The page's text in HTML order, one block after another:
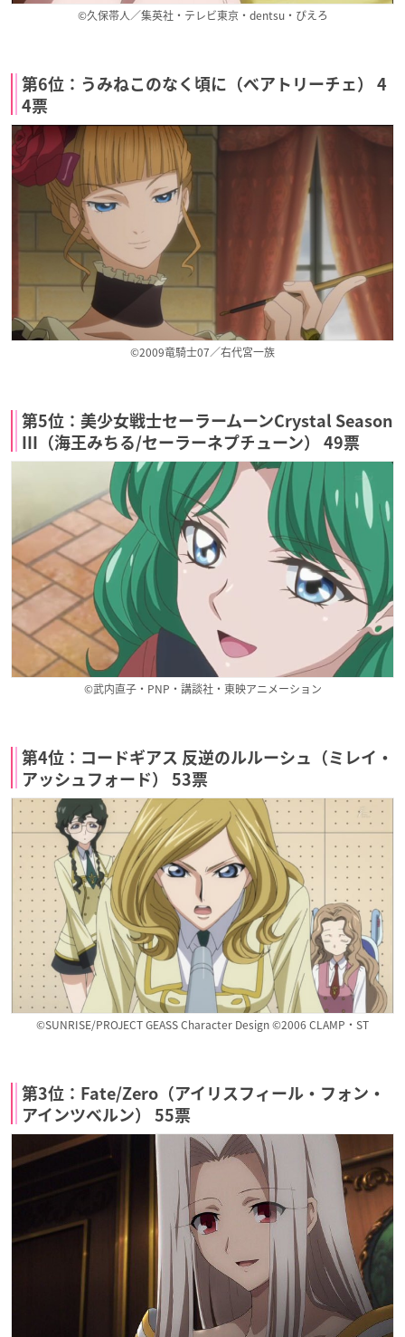
©久保帯人／集英社・テレビ東京・dentsu・ぴえろ
第6位：うみねこのなく頃に（ベアトリーチェ） 4
4票
©2009竜騎士07／右代宮一族
第5位：美少女戦士セーラームーンCrystal Season
III（海王みちる/セーラーネプチューン） 49票
©武内直子・PNP・講談社・東映アニメーション
第4位：コードギアス 反逆のルルーシュ（ミレイ・
アッシュフォード） 53票
©SUNRISE/PROJECT GEASS Character Design ©2006 CLAMP・ST
第3位：Fate/Zero（アイリスフィール・フォン・
アインツベルン） 55票